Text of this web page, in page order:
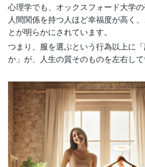
心理学でも、オックスフォード大学
人間関係を持つ人ほど幸福度が高く
とが明らかにされています。
つまり、服を選ぶという行為以上に
か」が、人生の質そのものを左右して